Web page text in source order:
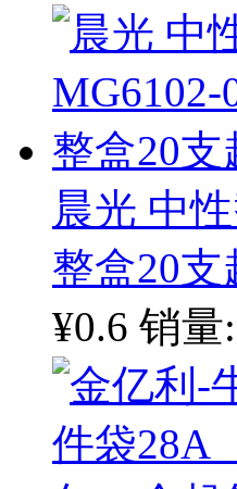
晨光 中
整盒20支
¥0.6 销量